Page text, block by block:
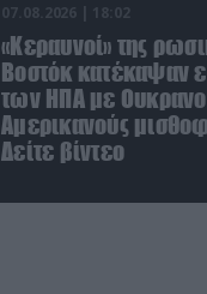
07.08.2026 | 18:02
«Κεραυνοί» της
Βοστόκ κατέκαψαν
των ΗΠΑ με
Αμερικανούς
Δείτε βίντεο